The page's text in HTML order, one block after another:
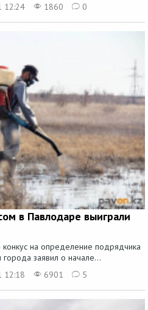
12:24 1860 0
в Павлодаре выиграли
на определение подрядчика
заявил о начале...
12:18 6901 5